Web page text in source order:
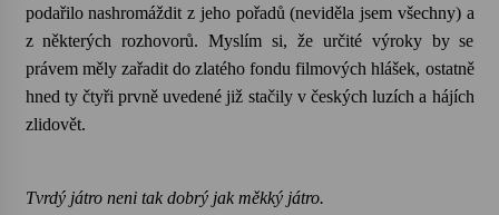
podařilo nashromáždit z jeho pořadů (neviděla jsem všechny) a
z některých rozhovorů. Myslím si, že určité výroky by se
právem měly zařadit do zlatého fondu filmových hlášek, ostatně
hned ty čtyři prvně uvedené již stačily v českých luzích a hájích
zlidovět.
Tvrdý játro neni tak dobrý jak měkký játro.